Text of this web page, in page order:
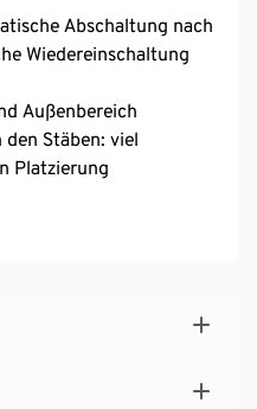
Abschaltung nach
Wiedereinschaltung
Außenbereich
den Stäben: viel
Platzierung